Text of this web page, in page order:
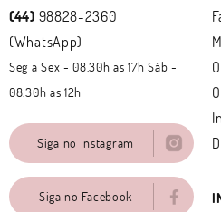
(44) 98828-2360
(WhatsApp)
Seg a Sex - 08.30h as 17h Sáb -
08.30h as 12h
Siga no Instagram
Siga no Facebook